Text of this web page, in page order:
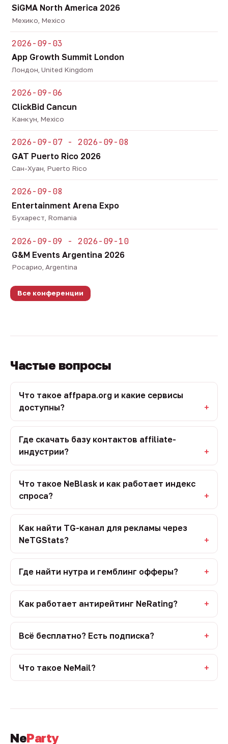
SiGMA North America 2026
Мехико, Mexico
2026-09-03
App Growth Summit London
Лондон, United Kingdom
2026-09-06
ClickBid Cancun
Канкун, Mexico
2026-09-07 - 2026-09-08
GAT Puerto Rico 2026
Сан-Хуан, Puerto Rico
2026-09-08
Entertainment Arena Expo
Бухарест, Romania
2026-09-09 - 2026-09-10
G&M Events Argentina 2026
Росарио, Argentina
Все конференции
Частые вопросы
Что такое affpapa.org и какие сервисы
доступны?
Где скачать базу контактов affiliate-
индустрии?
Что такое NeBlask и как работает индекс
спроса?
Как найти TG-канал для рекламы через
NeTGStats?
Где найти нутра и гемблинг офферы?
Как работает антирейтинг NeRating?
Всё бесплатно? Есть подписка?
Что такое NeMail?
NeParty